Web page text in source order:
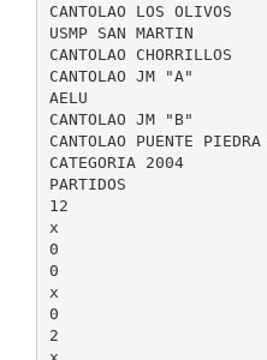
CANTOLAO LOS OLIVOS
USMP SAN MARTIN
CANTOLAO CHORRILLOS
CANTOLAO JM "A"
AELU
CANTOLAO JM "B"
CANTOLAO PUENTE PIEDRA
CATEGORIA 2004
PARTIDOS
12
x
0
0
x
0
2
x